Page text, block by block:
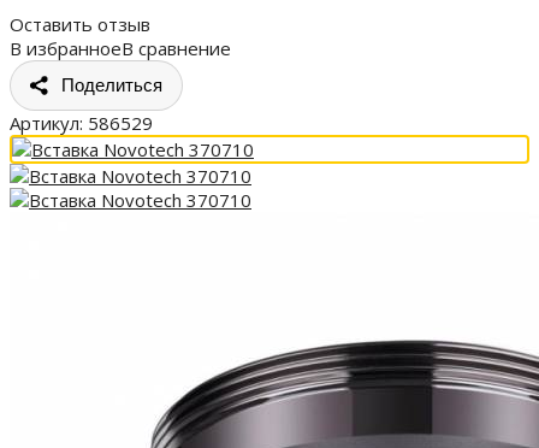
Оставить отзыв
В избранноеВ сравнение
Поделиться
Артикул: 586529